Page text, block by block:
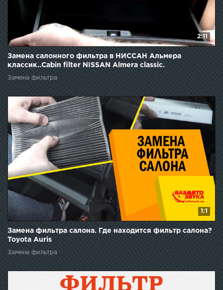
2:11
Замена салонного фильтра в НИССАН Альмера
классик..Cabin filter NISSAN Almera classic.
Замена фильтра
1:1
Замена фильтра салона. Где находится фильтр салона?
Toyota Auris
Замена фильтра